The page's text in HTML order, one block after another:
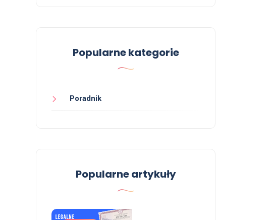
Popularne kategorie
Poradnik
Popularne artykuły